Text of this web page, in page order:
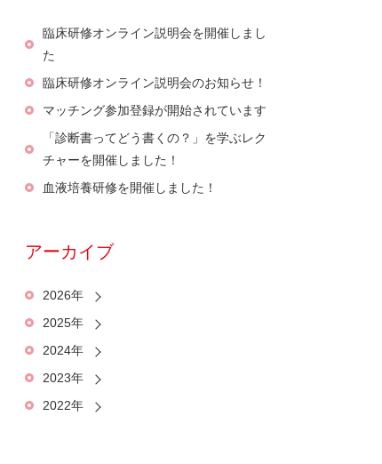
臨床研修オンライン説明会を開催しまし
た
臨床研修オンライン説明会のお知らせ！
マッチング参加登録が開始されています
「診断書ってどう書くの？」を学ぶレク
チャーを開催しました！
血液培養研修を開催しました！
アーカイブ
2026年
2025年
2024年
2023年
2022年